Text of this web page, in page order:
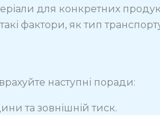
для конкретних
фактори, як тип
наступні поради:
та зовнішній тиск.